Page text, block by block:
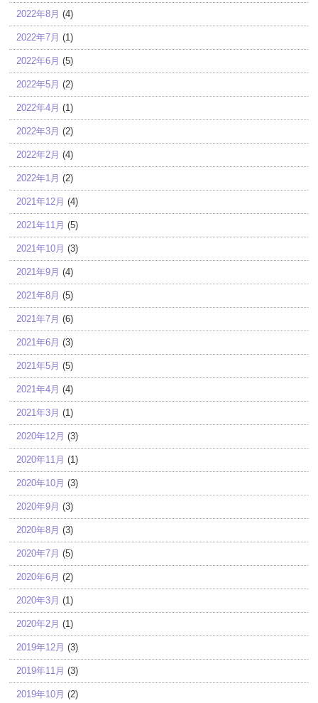
2022年8月 (4)
2022年7月 (1)
2022年6月 (5)
2022年5月 (2)
2022年4月 (1)
2022年3月 (2)
2022年2月 (4)
2022年1月 (2)
2021年12月 (4)
2021年11月 (5)
2021年10月 (3)
2021年9月 (4)
2021年8月 (5)
2021年7月 (6)
2021年6月 (3)
2021年5月 (5)
2021年4月 (4)
2021年3月 (1)
2020年12月 (3)
2020年11月 (1)
2020年10月 (3)
2020年9月 (3)
2020年8月 (3)
2020年7月 (5)
2020年6月 (2)
2020年3月 (1)
2020年2月 (1)
2019年12月 (3)
2019年11月 (3)
2019年10月 (2)